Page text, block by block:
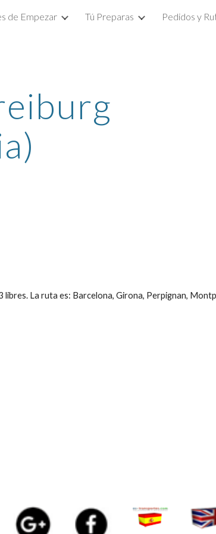
Skip to navigation
de Empezar Tú Preparas Pedidos y
La ruta es: Barcelona, Girona, Perpignan,